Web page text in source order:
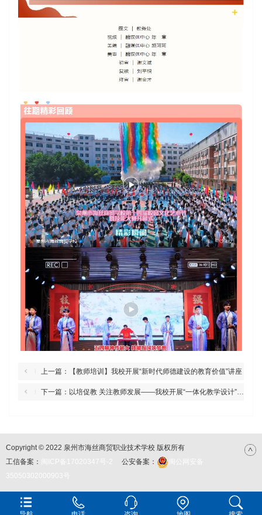
上一篇：【教师培训】我校开展“新时代师德建设的教育价值”讲座
下一篇：以培促教 关注教师发展——我校开展“一体化教学设计”教师业务培训
Copyright © 2022 泉州市海丝商贸职业技术学校 版权所有
工信备案：
闽ICP备17020347号-2 公安备案：
闽公网安备
35050302000903号